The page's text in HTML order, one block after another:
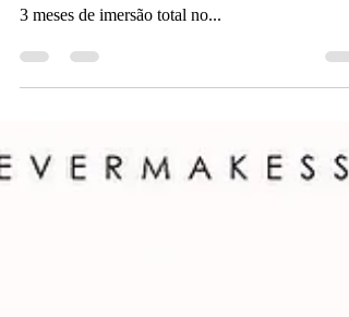
:: Já pensou nisso? Eu sim. E foi o gatilho para
PARAR a minha vida profissional e me dedicar a